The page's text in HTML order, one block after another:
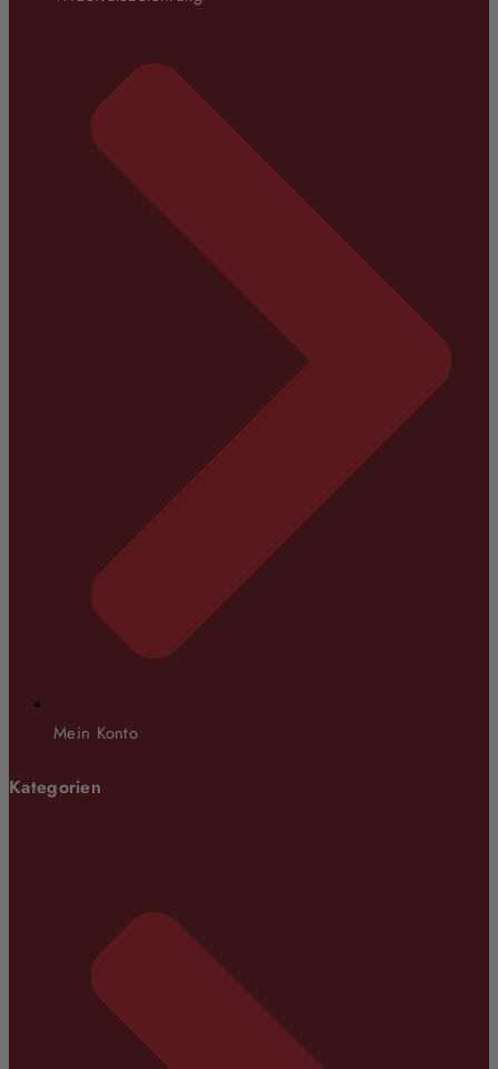
Mein Konto
Kategorien